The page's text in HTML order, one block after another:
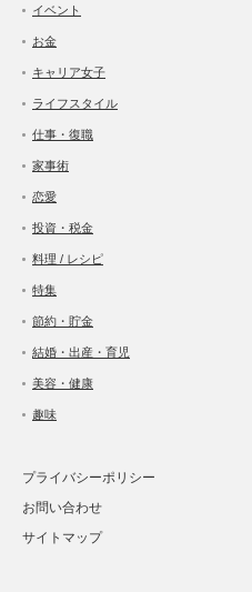
イベント
お金
キャリア女子
ライフスタイル
仕事・復職
家事術
恋愛
投資・税金
料理 / レシピ
特集
節約・貯金
結婚・出産・育児
美容・健康
趣味
プライバシーポリシー
お問い合わせ
サイトマップ